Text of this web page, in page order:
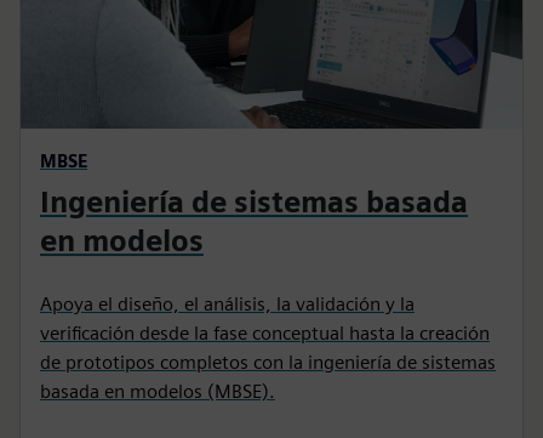
MBSE
Ingeniería de sistemas basada
en modelos
Apoya el diseño, el análisis, la validación y la
verificación desde la fase conceptual hasta la creación
de prototipos completos con la ingeniería de sistemas
basada en modelos (MBSE).